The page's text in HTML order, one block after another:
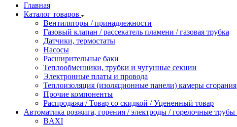
Главная
Каталог товаров
Вентиляторы / принадлежности
Газовый клапан / рассекатель пламени / газовая трубка
Датчики, термостаты
Насосы
Расширительные баки
Теплообменники, трубки и чугунные секции
Электронные платы и провода
Теплоизоляция (изоляционные панели) камеры сгорания
Прочие компоненты
Распродажа / Товар со скидкой / Уцененный товар
Автоматика розжига, горения / электроды / горелочные трубы
BAXI